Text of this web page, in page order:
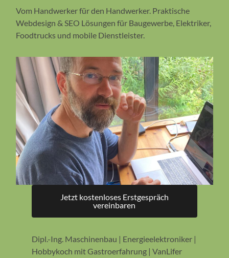
Vom Handwerker für den Handwerker. Praktische
Webdesign & SEO Lösungen für Baugewerbe, Elektriker,
Foodtrucks und mobile Dienstleister.
Jetzt kostenloses Erstgespräch
vereinbaren
Dipl.-Ing. Maschinenbau | Energieelektroniker |
Hobbykoch mit Gastroerfahrung | VanLifer